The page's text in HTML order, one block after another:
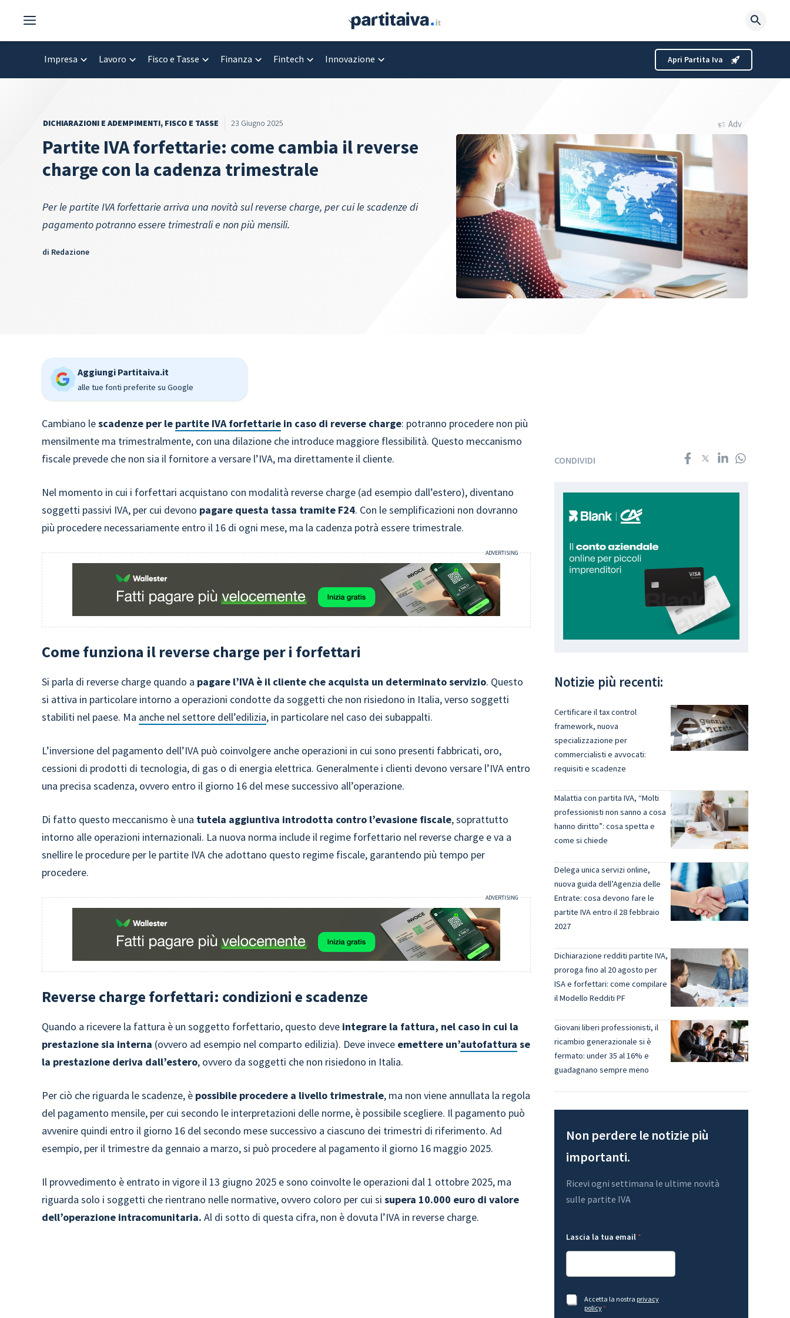
contenuto
Impresa Lavoro Fisco e Tasse Finanza Fintech Innovazione Apri Partita Iva
DICHIARAZIONI E ADEMPIMENTI, FISCO E TASSE 23 Giugno 2025
Partite IVA forfettarie: come cambia il reverse
charge con la cadenza trimestrale
Per le partite IVA forfettarie arriva una novità sul reverse charge, per cui le scadenze di
pagamento potranno essere trimestrali e non più mensili.
di Redazione
Adv
Aggiungi Partitaiva.it
alle tue fonti preferite su Google
Cambiano lescadenze per le partite IVA forfettarie in caso di reverse charge: potranno procedere non più
mensilmente ma trimestralmente, con una dilazione che introduce maggiore flessibilità. Questo meccanismo
fiscale prevede che non sia il fornitore a versare l’IVA, ma direttamente il cliente.
Nel momento in cui i forfettari acquistano con modalità reverse charge (ad esempio dall’estero), diventano
soggetti passivi IVA, per cui devono pagare questa tassa tramite F24. Con le semplificazioni non dovranno
più procedere necessariamente entro il 16 di ogni mese, ma la cadenza potrà essere trimestrale.
Come funziona il reverse charge per i forfettari
Si parla di reverse charge quando a pagare l’IVA è il cliente che acquista un determinato servizio. Questo
si attiva in particolare intorno a operazioni condotte da soggetti che non risiedono in Italia, verso soggetti
stabiliti nel paese. Ma anche nel settore dell’edilizia, in particolare nel caso dei subappalti.
L’inversione del pagamento dell’IVA può coinvolgere anche operazioni in cui sono presenti fabbricati, oro,
cessioni di prodotti di tecnologia, di gas o di energia elettrica. Generalmente i clienti devono versare l’IVA entro
una precisa scadenza, ovvero entro il giorno 16 del mese successivo all’operazione.
Di fatto questo meccanismo è una tutela aggiuntiva introdotta contro l’evasione fiscale, soprattutto
intorno alle operazioni internazionali. La nuova norma include il regime forfettario nel reverse charge e va a
snellire le procedure per le partite IVA che adottano questo regime fiscale, garantendo più tempo per
procedere.
Reverse charge forfettari: condizioni e scadenze
Quando a ricevere la fattura è un soggetto forfettario, questo deve integrare la fattura, nel caso in cui la
prestazione sia interna (ovvero ad esempio nel comparto edilizia). Deve invece emettere un’autofattura se
la prestazione deriva dall’estero, ovvero da soggetti che non risiedono in Italia.
Per ciò che riguarda le scadenze, è possibile procedere a livello trimestrale, ma non viene annullata la regola
del pagamento mensile, per cui secondo le interpretazioni delle norme, è possibile scegliere. Il pagamento può
avvenire quindi entro il giorno 16 del secondo mese successivo a ciascuno dei trimestri di riferimento. Ad
esempio, per il trimestre da gennaio a marzo, si può procedere al pagamento il giorno 16 maggio 2025.
Il provvedimento è entrato in vigore il 13 giugno 2025 e sono coinvolte le operazioni dal 1 ottobre 2025, ma
riguarda solo i soggetti che rientrano nelle normative, ovvero coloro per cui si supera 10.000 euro di valore
dell’operazione intracomunitaria. Al di sotto di questa cifra, non è dovuta l’IVA in reverse charge.
CONDIVIDI
Notizie più recenti:
Certificare il tax control
framework, nuova
specializzazione per
commercialisti e avvocati:
requisiti e scadenze
Malattia con partita IVA, “Molti
professionisti non sanno a cosa
hanno diritto”: cosa spetta e
come si chiede
Delega unica servizi online,
nuova guida dell’Agenzia delle
Entrate: cosa devono fare le
partite IVA entro il 28 febbraio
2027
Dichiarazione redditi partite IVA,
proroga fino al 20 agosto per
ISA e forfettari: come compilare
il Modello Redditi PF
Giovani liberi professionisti, il
ricambio generazionale si è
fermato: under 35 al 16% e
guadagnano sempre meno
Non perdere le notizie più
importanti.
Ricevi ogni settimana le ultime novità
sulle partite IVA
a
i
t
u
A
t
a
z
Lascia la tua email *
A
c
Accetta la nostra privacy
policy*